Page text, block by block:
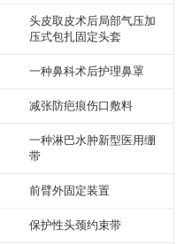
头皮取皮术后局部气压加
压式包扎固定头套
一种鼻科术后护理鼻罩
减张防疤痕伤口敷料
一种淋巴水肿新型医用绷
带
前臂外固定装置
保护性头颈约束带